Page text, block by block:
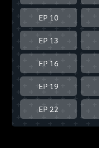
EP 10
EP 13
EP 16
EP 19
EP 22